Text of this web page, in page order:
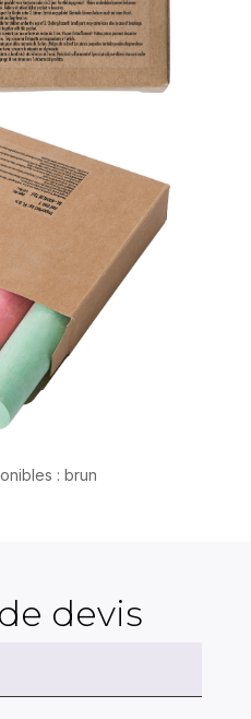
: brun
devis